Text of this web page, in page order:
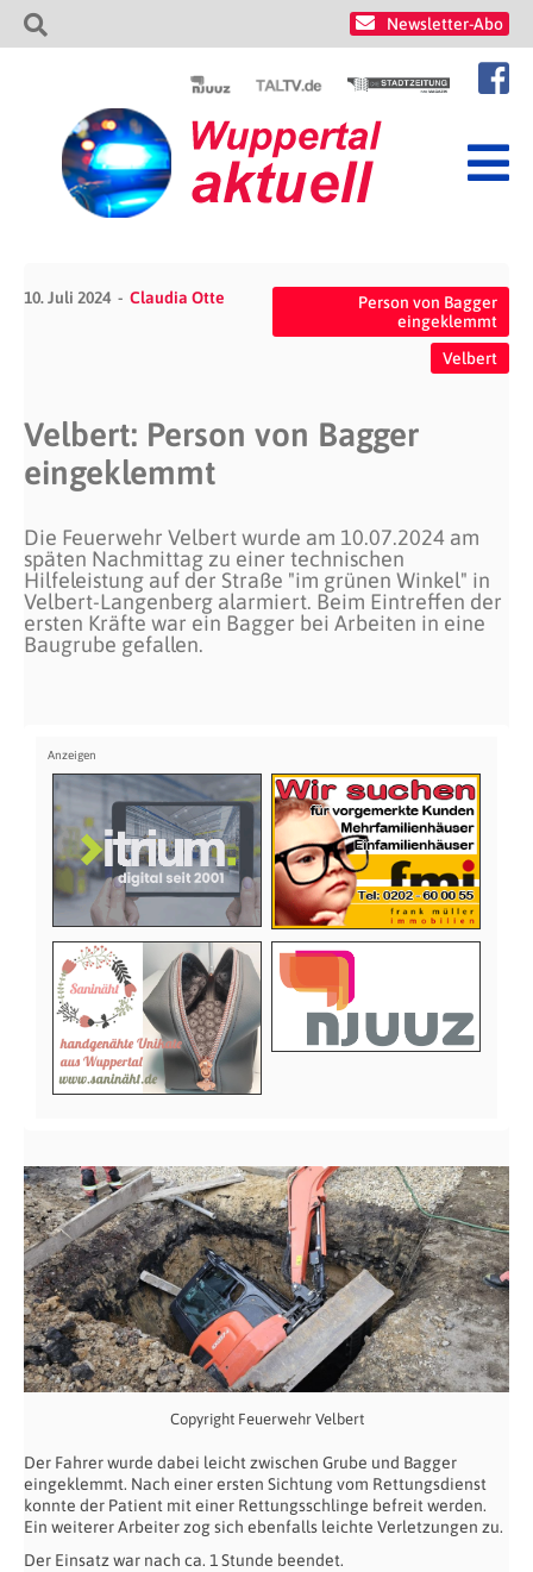
Newsletter-Abo
10. Juli 2024 Claudia Otte
Person von Bagger
eingeklemmt
Velbert
Velbert: Person von Bagger
eingeklemmt
Die Feuerwehr Velbert wurde am 10.07.2024 am
späten Nachmittag zu einer technischen
Hilfeleistung auf der Straße "im grünen Winkel" in
Velbert-Langenberg alarmiert. Beim Eintreffen der
ersten Kräfte war ein Bagger bei Arbeiten in eine
Baugrube gefallen.
Copyright Feuerwehr Velbert
Der Fahrer wurde dabei leicht zwischen Grube und Bagger
eingeklemmt. Nach einer ersten Sichtung vom Rettungsdienst
konnte der Patient mit einer Rettungsschlinge befreit werden.
Ein weiterer Arbeiter zog sich ebenfalls leichte Verletzungen zu.
Der Einsatz war nach ca. 1 Stunde beendet.